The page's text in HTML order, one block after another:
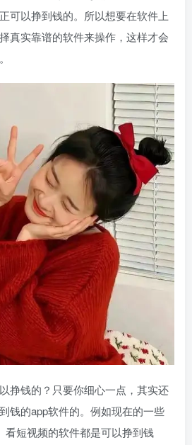
可以挣到钱的。所以想要在软件上
真实靠谱的软件来操作，这样才会
挣钱的？只要你细心一点，其实还
钱的app软件的。例如现在的一些
看短视频的软件都是可以挣到钱